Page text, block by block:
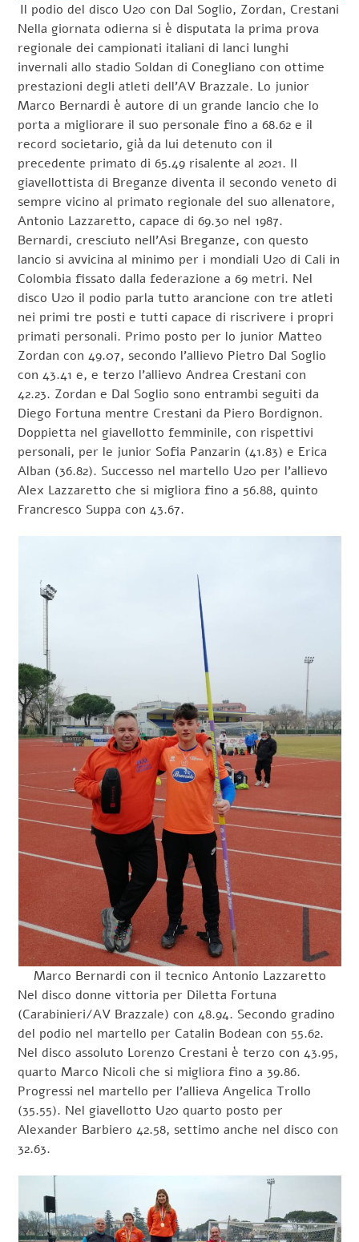
Il podio del disco U20 con Dal Soglio, Zordan, Crestani
Nella giornata odierna si è disputata la prima prova
regionale dei campionati italiani di lanci lunghi
invernali allo stadio Soldan di Conegliano con ottime
prestazioni degli atleti dell’AV Brazzale. Lo junior
Marco Bernardi è autore di un grande lancio che lo
porta a migliorare il suo personale fino a 68.62 e il
record societario, già da lui detenuto con il
precedente primato di 65.49 risalente al 2021. Il
giavellottista di Breganze diventa il secondo veneto di
sempre vicino al primato regionale del suo allenatore,
Antonio Lazzaretto, capace di 69.30 nel 1987.
Bernardi, cresciuto nell’Asi Breganze, con questo
lancio si avvicina al minimo per i mondiali U20 di Cali in
Colombia fissato dalla federazione a 69 metri. Nel
disco U20 il podio parla tutto arancione con tre atleti
nei primi tre posti e tutti capace di riscrivere i propri
primati personali. Primo posto per lo junior Matteo
Zordan con 49.07, secondo l’allievo Pietro Dal Soglio
con 43.41 e, e terzo l’allievo Andrea Crestani con
42.23. Zordan e Dal Soglio sono entrambi seguiti da
Diego Fortuna mentre Crestani da Piero Bordignon.
Doppietta nel giavellotto femminile, con rispettivi
personali, per le junior Sofia Panzarin (41.83) e Erica
Alban (36.82). Successo nel martello U20 per l’allievo
Alex Lazzaretto che si migliora fino a 56.88, quinto
Francresco Suppa con 43.67.
Marco Bernardi con il tecnico Antonio Lazzaretto
Nel disco donne vittoria per Diletta Fortuna
(Carabinieri/AV Brazzale) con 48.94. Secondo gradino
del podio nel martello per Catalin Bodean con 55.62.
Nel disco assoluto Lorenzo Crestani è terzo con 43.95,
quarto Marco Nicoli che si migliora fino a 39.86.
Progressi nel martello per l’allieva Angelica Trollo
(35.55). Nel giavellotto U20 quarto posto per
Alexander Barbiero 42.58, settimo anche nel disco con
32.63.